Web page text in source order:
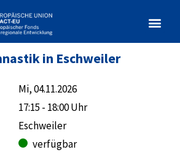
in Eschweiler
Mi, 04.11.2026
17:15 - 18:00 Uhr
Eschweiler
verfügbar